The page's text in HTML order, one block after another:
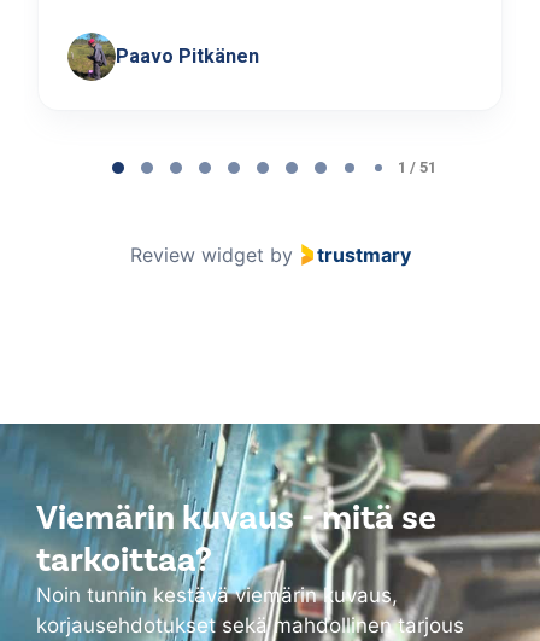
Paavo Pitkänen
1 / 51
Review widget by trustmary
Viemärin kuvaus - mitä se
tarkoittaa?
Noin tunnin kestävä viemärin kuvaus,
korjausehdotukset sekä mahdollinen tarjous